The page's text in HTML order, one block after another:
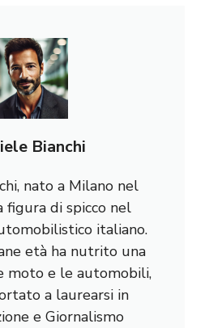
Bianchi
nato a Milano nel
figura di spicco nel
italiano.
età ha nutrito una
moto e le automobili,
a laurearsi in
e Giornalismo